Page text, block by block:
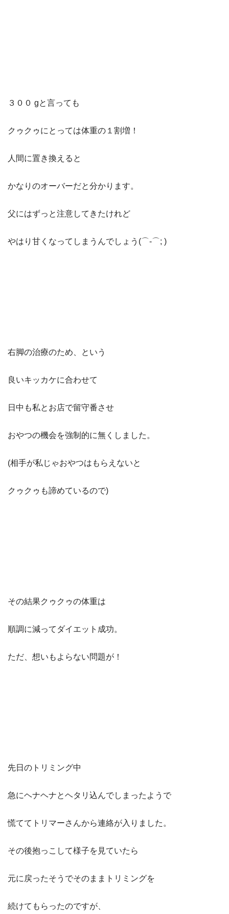
３００ gと言っても
クゥクゥにとっては体重の１割増！
人間に置き換えると
かなりのオーバーだと分かります。
父にはずっと注意してきたけれど
やはり甘くなってしまうんでしょう(⌒-⌒; )
右脚の治療のため、という
良いキッカケに合わせて
日中も私とお店で留守番させ
おやつの機会を強制的に無くしました。
(相手が私じゃおやつはもらえないと
クゥクゥも諦めているので)
その結果クゥクゥの体重は
順調に減ってダイエット成功。
ただ、想いもよらない問題が！
先日のトリミング中
急にヘナヘナとヘタリ込んでしまったようで
慌ててトリマーさんから連絡が入りました。
その後抱っこして様子を見ていたら
元に戻ったそうでそのままトリミングを
続けてもらったのですが、